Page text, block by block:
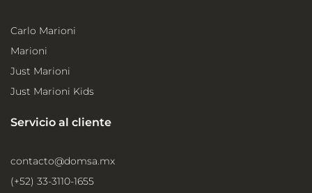
Carlo Marioni
Marioni
Just Marioni
Just Marioni Kids
Servicio al cliente
contacto@domsa.mx
(+52) 33-3110-1655